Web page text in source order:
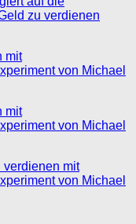
zu verdienen
mit
von Michael
mit
von Michael
verdienen mit
von Michael